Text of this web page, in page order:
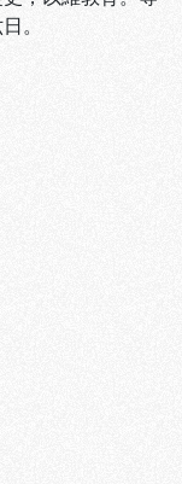
。